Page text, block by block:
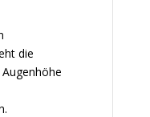
die